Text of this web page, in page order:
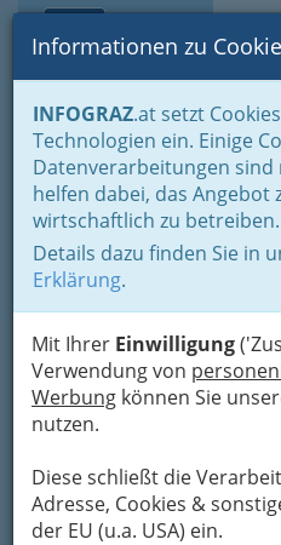
Informationen zu
INFOGRAZ.at setzt
Technologien ein. Einige
Datenverarbeitungen
helfen dabei, das Angebot
wirtschaftlich zu betreiben.
Details dazu finden Sie in
Erklärung.
Mit Ihrer Einwilligung
Verwendung von
Werbung können Sie
nutzen.
Diese schließt die
Adresse, Cookies &
der EU (u.a. USA) ein.
Home Lifestyle
Feste feiern
Der schönste Tag im Leben für
Planung erspart Ärger und
Konditoren - Zuckerbäcker
Albin Sorger
Co KG"
Bahnhofgürtel 89, 8020
+43 316 723 156-11
+43 316 586 125 - 96
Karte